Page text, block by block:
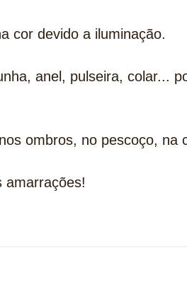
cor devido a iluminação.
anel, pulseira, colar...
ombros, no pescoço, na
amarrações!